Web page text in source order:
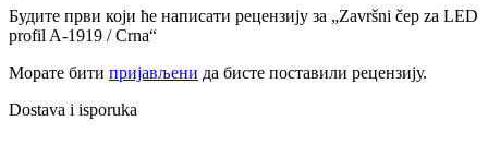
Будите први који ће написати рецензију за „Završni čep za LED
profil A-1919 / Crna“
Морате бити пријављени да бисте поставили рецензију.
Dostava i isporuka